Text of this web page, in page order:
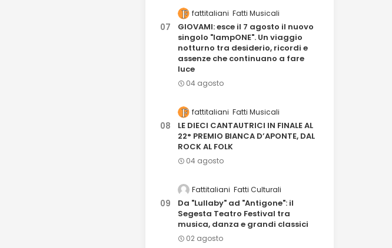
fattitaliani Fatti Musicali
GIOVAMI: esce il 7 agosto il nuovo
singolo "lampONE". Un viaggio
notturno tra desiderio, ricordi e
assenze che continuano a fare
luce
04 agosto
fattitaliani Fatti Musicali
LE DIECI CANTAUTRICI IN FINALE AL
22° PREMIO BIANCA D’APONTE, DAL
ROCK AL FOLK
04 agosto
Fattitaliani Fatti Culturali
Da "Lullaby" ad "Antigone": il
Segesta Teatro Festival tra
musica, danza e grandi classici
02 agosto